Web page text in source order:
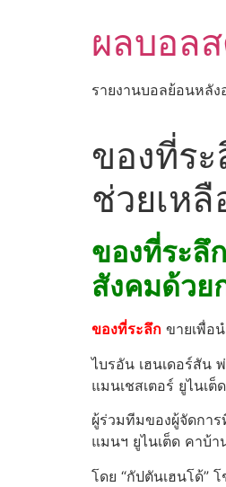
ผลบอล
รายงานบอลย้อนหลัง
ของที่ร
ช่วยเหลื
ของที่ระลึ
สังคมด้วย
ของที่ระลึก ขายเพื่อ
ไบรอัน เฮนเดอร์สัน
แมนเชสเตอร์ ยูไนเ
ผู้ร่วมทีมของผู้จัดกา
แมนฯ ยูไนเต็ด คาบ้า
โดย “กัปตันเฮนโด้”